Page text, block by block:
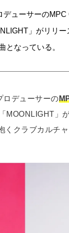
ューサーのMPC
」がリリ
となっている。
ロデューサーの
MOONLIGHT」
くクラブカルチ